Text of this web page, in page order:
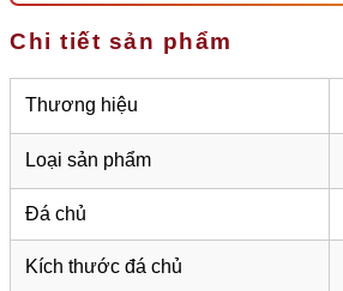
Chi tiết sản phẩm
Thương hiệu
Loại sản phẩm
Đá chủ
Kích thước đá chủ